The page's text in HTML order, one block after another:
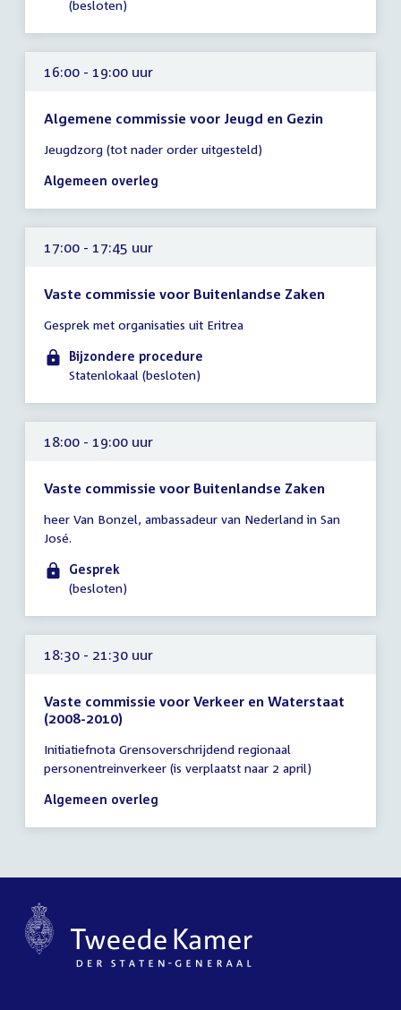
(besloten)
16:00 - 19:00 uur
Algemene commissie voor Jeugd en Gezin
vergadering
16:00
19:00
uur
Jeugdzorg (tot nader order uitgesteld)
Algemeen overleg
17:00 - 17:45 uur
Vaste commissie voor Buitenlandse Zaken
vergadering
17:00
-
uur
Gesprek met organisaties uit Eritrea
Bijzondere procedure
Statenlokaal (besloten)
18:00 - 19:00 uur
Vaste commissie voor Buitenlandse Zaken
vergadering
18:00
19:00
heer Van Bonzel, ambassadeur van Nederland in San
José.
Gesprek
(besloten)
18:30 - 21:30 uur
Vaste commissie voor Verkeer en Waterstaat
(2008-2010)
vergadering
18:30
-
uur
Initiatiefnota Grensoverschrijdend regionaal
personentreinverkeer (is verplaatst naar 2 april)
Algemeen overleg